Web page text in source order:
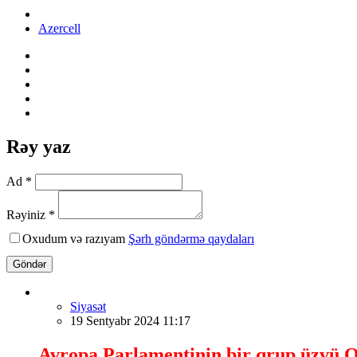
Azercell
Rəy yaz
Ad *
Rəyiniz *
Oxudum və razıyam Şərh göndərmə qaydaları
Göndər
Siyasət
19 Sentyabr 2024 11:17